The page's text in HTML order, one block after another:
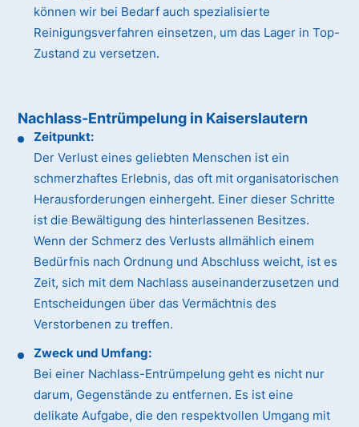
können wir bei Bedarf auch spezialisierte
Reinigungsverfahren einsetzen, um das Lager in Top-
Zustand zu versetzen.
Nachlass-Entrümpelung in Kaiserslautern
Zeitpunkt:
Der Verlust eines geliebten Menschen ist ein
schmerzhaftes Erlebnis, das oft mit organisatorischen
Herausforderungen einhergeht. Einer dieser Schritte
ist die Bewältigung des hinterlassenen Besitzes.
Wenn der Schmerz des Verlusts allmählich einem
Bedürfnis nach Ordnung und Abschluss weicht, ist es
Zeit, sich mit dem Nachlass auseinanderzusetzen und
Entscheidungen über das Vermächtnis des
Verstorbenen zu treffen.
Zweck und Umfang:
Bei einer Nachlass-Entrümpelung geht es nicht nur
darum, Gegenstände zu entfernen. Es ist eine
delikate Aufgabe, die den respektvollen Umgang mit